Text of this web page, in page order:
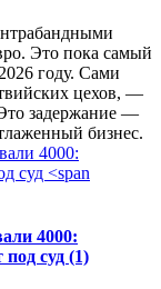
Это пока самый
году. Сами
цехов, —
задержание —
бизнес.
4000:
суд (1)